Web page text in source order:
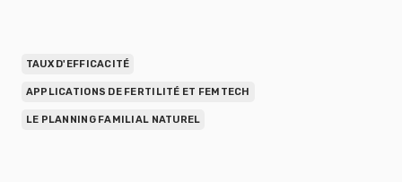
TAUX D'EFFICACITÉ
APPLICATIONS DE FERTILITÉ ET FEMTECH
LE PLANNING FAMILIAL NATUREL